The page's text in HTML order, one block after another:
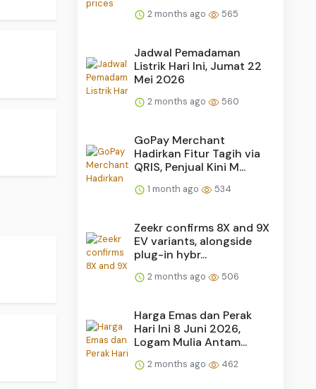
2 months ago 565
Jadwal Pemadaman
Listrik Hari Ini, Jumat 22
Mei 2026
2 months ago 560
GoPay Merchant
Hadirkan Fitur Tagih via
QRIS, Penjual Kini M...
1 month ago 534
Zeekr confirms 8X and 9X
EV variants, alongside
plug-in hybr...
2 months ago 506
Harga Emas dan Perak
Hari Ini 8 Juni 2026,
Logam Mulia Antam...
2 months ago 462